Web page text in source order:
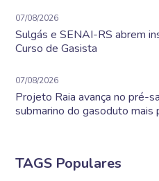
07/08/2026
Sulgás e SENAI-RS abrem
Curso de Gasista
07/08/2026
Projeto Raia avança no pré-
submarino do gasoduto mais
TAGS Populares